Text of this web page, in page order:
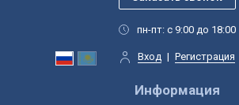
пн-пт: с 9:00 до 18:00
Вход | Регистрация
Информация